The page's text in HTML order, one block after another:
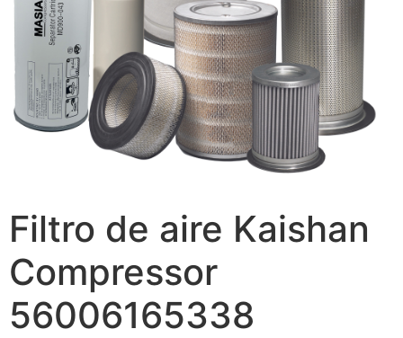
Filtro de aire Kaishan
Compressor
56006165338